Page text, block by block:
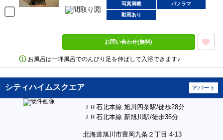
写真満載
パノラマ
動画あり
お問い合わせ(無料)
お風呂は一坪風呂でのんびり足を伸ばして入浴できます♪
シティハイムスクエア アパート
ＪＲ石北本線 旭川四条駅/徒歩28分
ＪＲ石北本線 新旭川駅/徒歩36分
北海道旭川市豊岡九条２丁目 4-13